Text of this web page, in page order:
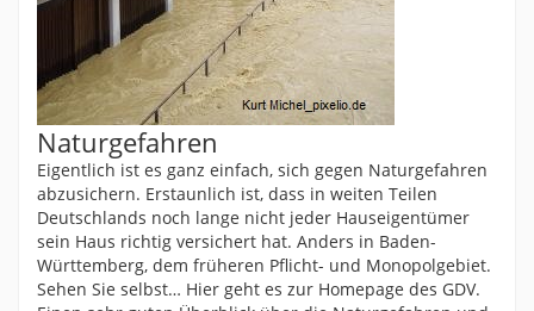
Naturgefahren
Eigentlich ist es ganz einfach, sich gegen Naturgefahren
abzusichern. Erstaunlich ist, dass in weiten Teilen
Deutschlands noch lange nicht jeder Hauseigentümer
sein Haus richtig versichert hat. Anders in Baden-
Württemberg, dem früheren Pflicht- und Monopolgebiet.
Sehen Sie selbst… Hier geht es zur Homepage des GDV.